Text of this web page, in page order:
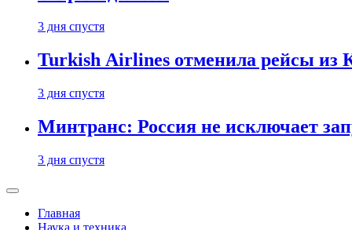
3 дня спустя
Turkish Airlines отменила рейсы из
3 дня спустя
Минтранс: Россия не исключает
3 дня спустя
Главная
Наука и техника